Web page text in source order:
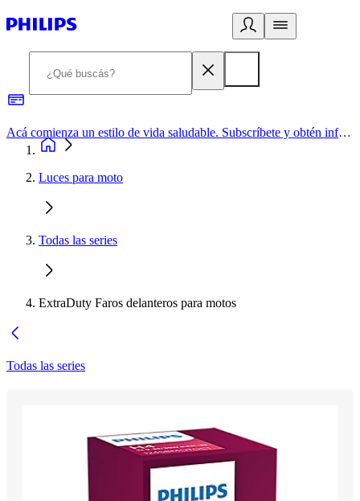
Acá comienza un estilo de vida saludable. Subscríbete y obtén información de primera mano
Luces para moto
Todas las series
ExtraDuty Faros delanteros para motos
Todas las series